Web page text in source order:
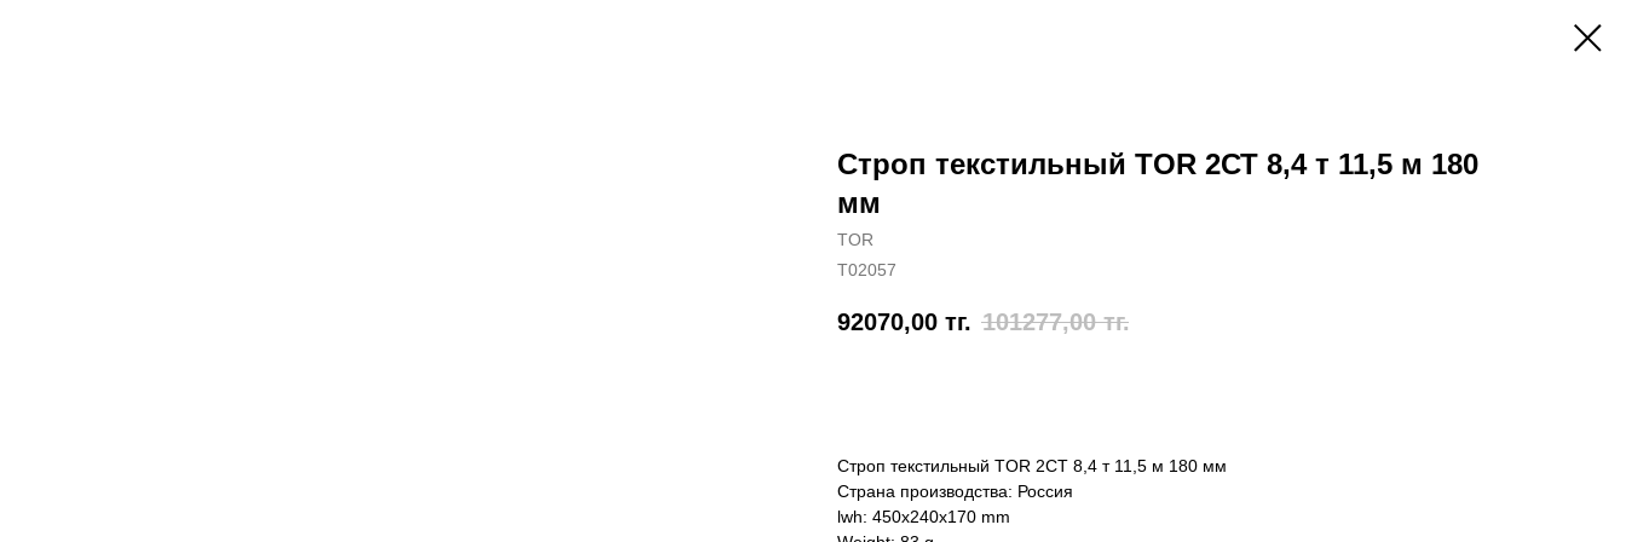
Строп текстильный TOR 2СТ 8,4 т 11,5 м 180
мм
TOR
T02057
92070,00 тг. 101277,00 тг.
Строп текстильный TOR 2СТ 8,4 т 11,5 м 180 мм
Страна производства: Россия
lwh: 450x240x170 mm